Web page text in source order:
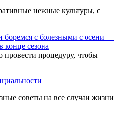
нежные культуры, с
боремся с болезными с осени —
конце сезона
провести процедуру, чтобы
советы на все случаи жизни